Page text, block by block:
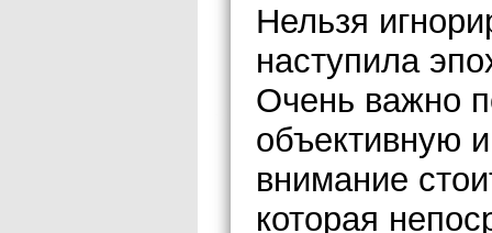
Нельзя
наступила
Очень важно
объективную
внимание
которая